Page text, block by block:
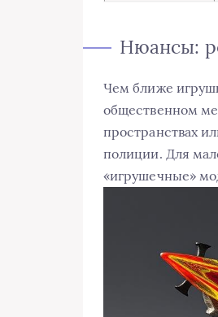
Нюансы:
Чем ближе
общественном
пространствах
полиции. Для
«игрушечные»